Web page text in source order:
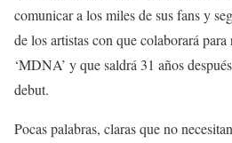
comunicar a los miles de sus fans y
de los artistas con que colaborará
‘MDNA’ y que saldrá 31 años
debut.
Pocas palabras, claras que no